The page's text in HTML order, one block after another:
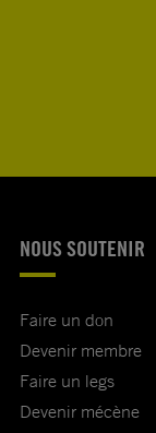
NOUS SOUTENIR
Faire un don
Devenir membre
Faire un legs
Devenir mécène